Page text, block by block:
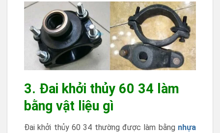
3. Đai khởi thủy 60 34 làm
bằng vật liệu gì
Đai khởi thủy 60 34 thường được làm bằng nhựa